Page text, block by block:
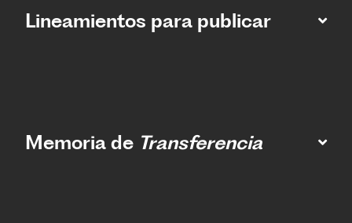
Lineamientos para publicar
Memoria de Transferencia